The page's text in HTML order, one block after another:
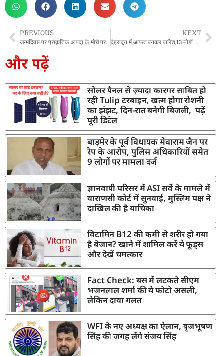
PREVIOUS
जन्मदिवस पर प्राकृतिक आपदा के मोर्चे पर जूझते रहे मुख्यमंत्री धामी, प्रधानमंत्री सहित दिग्गजों ने दी शुभकामनाएं
NEXT
देहरादून में आफत बनकर बारिश,13 लोगों की मौत, 3 घायल, 16 लापता, जनपद में प्रभावित हुए 13 पुल और 21 सड़कें, राहत बचाव कार्यों में जुटा पुलिस प्रशासन
और पढ़ें
सोलर पैनल से ज़्यादा कारगर साबित हो
रही Tulip टरबाइन, खत्म होगा रोशनी
का झंझट, दिन-रात बनेगी बिजली, पढ़ें
पूरी डिटेल
बाड़मेर के पूर्व विधायक मेवाराम जैन पर
रेप के आरोप, पुलिस अधिकारियों समेत
9 लोगों पर मामला दर्ज
ज्ञानवापी परिसर में ASI सर्वे के मामले में
वाराणसी कोर्ट में सुनवाई, मुस्लिम पक्ष ने
दाखिल की है याचिका
विटामिन B12 की कमी से शरीर हो गया
है बेजान? खाने में शामिल करें ये फूड्स
और देखें चमत्कार
Fact Check: बस में लटकते सीएम
भजनलाल शर्मा की ये फोटो असली,
लेकिन दावा गलत
WFI के नए अध्यक्ष का ऐलान, बृजभूषण
सिंह की जगह लेंगे संजय सिंह